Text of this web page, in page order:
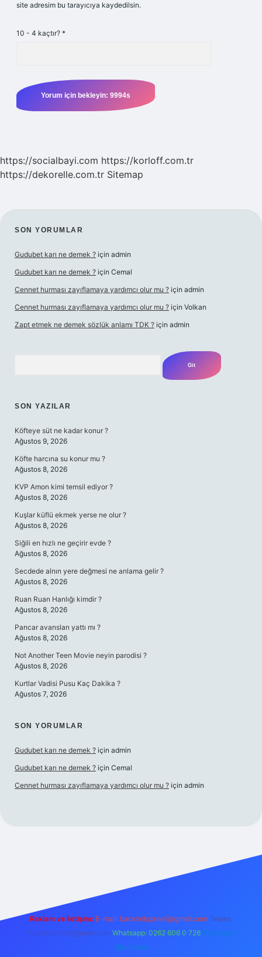
site adresim bu tarayıcıya kaydedilsin.
10 - 4 kaçtır? *
https://socialbayi.com https://korloff.com.tr
https://dekorelle.com.tr Sitemap
SIDEBAR
SON YORUMLAR
Gudubet karı ne demek ? için admin
Gudubet karı ne demek ? için Cemal
Cennet hurması zayıflamaya yardımcı olur mu ? için admin
Cennet hurması zayıflamaya yardımcı olur mu ? için Volkan
Zapt etmek ne demek sözlük anlamı TDK ? için admin
SON YAZILAR
Köfteye süt ne kadar konur ?
Ağustos 9, 2026
Köfte harcına su konur mu ?
Ağustos 8, 2026
KVP Amon kimi temsil ediyor ?
Ağustos 8, 2026
Kuşlar küflü ekmek yerse ne olur ?
Ağustos 8, 2026
Siğili en hızlı ne geçirir evde ?
Ağustos 8, 2026
Secdede alnın yere değmesi ne anlama gelir ?
Ağustos 8, 2026
Ruan Ruan Hanlığı kimdir ?
Ağustos 8, 2026
Pancar avansları yattı mı ?
Ağustos 8, 2026
Not Another Teen Movie neyin parodisi ?
Ağustos 8, 2026
Kurtlar Vadisi Pusu Kaç Dakika ?
Ağustos 7, 2026
SON YORUMLAR
Gudubet karı ne demek ? için admin
Gudubet karı ne demek ? için Cemal
Cennet hurması zayıflamaya yardımcı olur mu ? için admin
Reklam ve İletişim: E-mail: backlinkpaneli@gmail.com Teams:
forumhizmeti@gmail.com Whatsapp: 0262 606 0 726 Telegram:
@karabul